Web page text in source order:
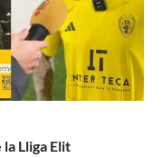
Lliga Elit